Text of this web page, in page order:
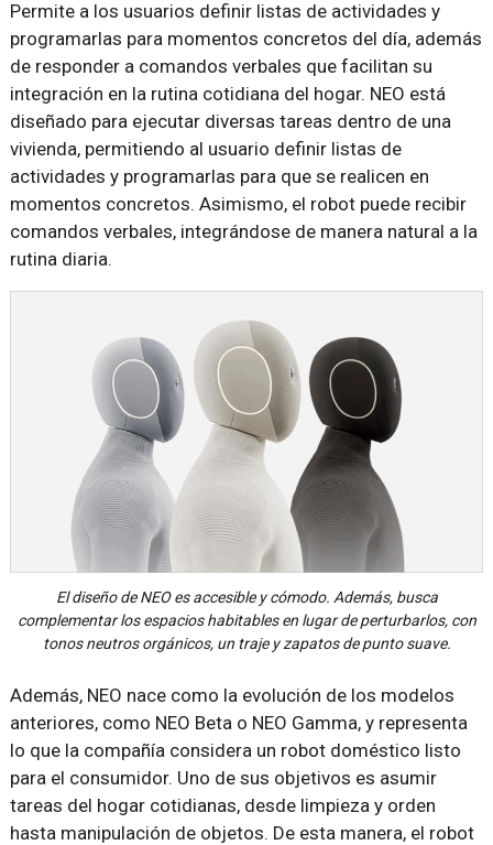
Permite a los usuarios definir listas de actividades y
programarlas para momentos concretos del día, además
de responder a comandos verbales que facilitan su
integración en la rutina cotidiana del hogar. NEO está
diseñado para ejecutar diversas tareas dentro de una
vivienda, permitiendo al usuario definir listas de
actividades y programarlas para que se realicen en
momentos concretos. Asimismo, el robot puede recibir
comandos verbales, integrándose de manera natural a la
rutina diaria.
El diseño de NEO es accesible y cómodo. Además, busca
complementar los espacios habitables en lugar de perturbarlos, con
tonos neutros orgánicos, un traje y zapatos de punto suave.
Además, NEO nace como la evolución de los modelos
anteriores, como NEO Beta o NEO Gamma, y representa
lo que la compañía considera un robot doméstico listo
para el consumidor. Uno de sus objetivos es asumir
tareas del hogar cotidianas, desde limpieza y orden
hasta manipulación de objetos. De esta manera, el robot